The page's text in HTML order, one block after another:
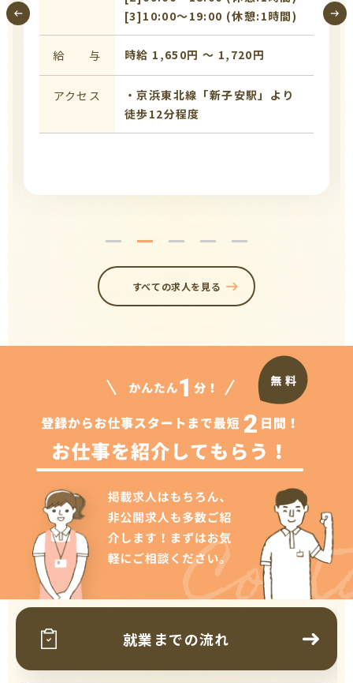
[3]10:00〜19:00 (休憩:1時間)
給 与 時給 1,650円 〜 1,720円
アクセス
・京浜東北線「新子安駅」より
徒歩12分程度
すべての求人を見る
就業までの流れ